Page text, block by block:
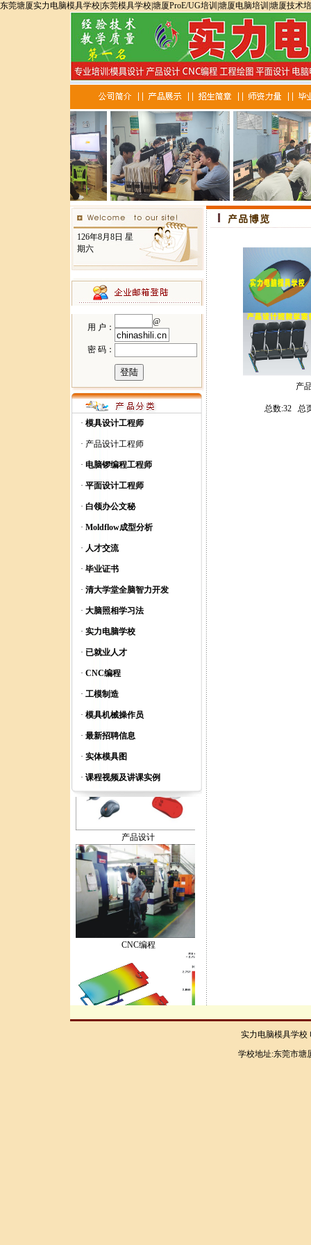
东莞塘厦实力电脑模具学校|东莞模具学校|塘厦ProE/UG培训|塘厦电脑培训|塘厦技术
126年8月8日 星
期六
用 户：
@
密 码：
· 模具设计工程师
· 产品设计工程师
· 电脑锣编程工程师
· 平面设计工程师
· 白领办公文秘
· Moldflow成型分析
· 人才交流
· 毕业证书
· 清大学堂全脑智力开发
· 大脑照相学习法
· 实力电脑学校
· 已就业人才
· CNC编程
· 工模制造
· 模具机械操作员
· 最新招聘信息
· 实体模具图
· 课程视频及讲课实例
模具设计
全脑智力开发
产品设计
CNC编程
产
总数:32 总
实力电脑模具学校
学校地址:东莞市塘